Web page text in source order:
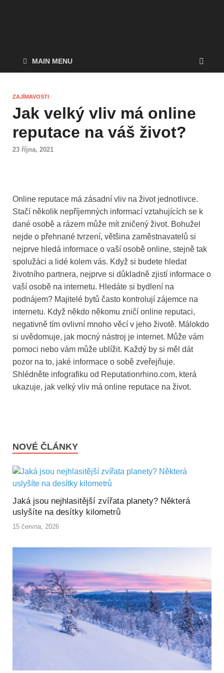
MAIN MENU
ZAJÍMAVOSTI
Jak velký vliv má online
reputace na váš život?
23 října, 2021
Online reputace má zásadní vliv na život jednotlivce.
Stačí několik nepříjemných informací vztahujících se k
dané osobě a rázem může mít zničený život. Bohužel
nejde o přehnané tvrzení, většina zaměstnavatelů si
nejprve hledá informace o vaší osobě online, stejně tak
spolužáci a lidé kolem vás. Když si budete hledat
životního partnera, nejprve si důkladně zjistí informace o
vaší osobě na internetu. Hledáte si bydlení na
podnájem? Majitelé bytů často kontrolují zájemce na
internetu. Když někdo někomu zničí online reputaci,
negativně tím ovlivní mnoho věcí v jeho životě. Málokdo
si uvědomuje, jak mocný nástroj je internet. Může vám
pomoci nebo vám může ublížit. Každý by si měl dát
pozor na to, jaké informace o sobě zveřejňuje.
Shlédněte infografiku od Reputationrhino.com, která
ukazuje, jak velký vliv má online reputace na život.
NOVÉ ČLÁNKY
Jaká jsou nejhlasitější zvířata planety? Některá
uslyšíte na desítky kilometrů
15 června, 2026